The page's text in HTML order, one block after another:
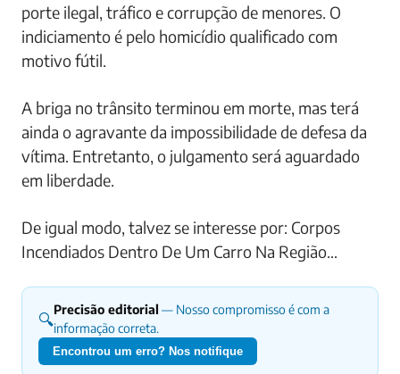
porte ilegal, tráfico e corrupção de menores. O
indiciamento é pelo homicídio qualificado com
motivo fútil.
A briga no trânsito terminou em morte, mas terá
ainda o agravante da impossibilidade de defesa da
vítima. Entretanto, o julgamento será aguardado
em liberdade.
De igual modo, talvez se interesse por: Corpos
Incendiados Dentro De Um Carro Na Região…
🔍Precisão editorial — Nosso compromisso é com a
informação correta.
Encontrou um erro? Nos notifique